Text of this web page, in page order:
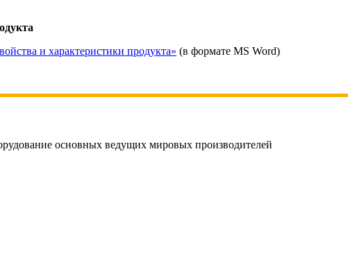
и характеристики продукта» (в формате MS Word)
основных ведущих мировых производителей